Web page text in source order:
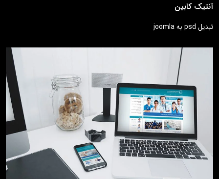
آنتیک کابین
تبدیل psd به joomla